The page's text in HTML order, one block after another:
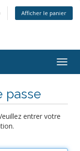
Afficher le panier
passe
entrer votre